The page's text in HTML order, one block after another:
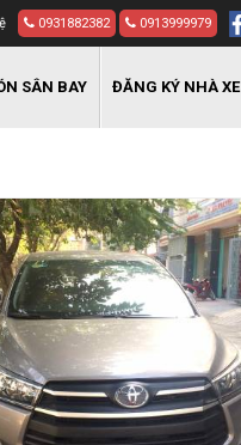
0931882382 0913999979
SÂN BAY ĐĂNG KÝ NHÀ XE